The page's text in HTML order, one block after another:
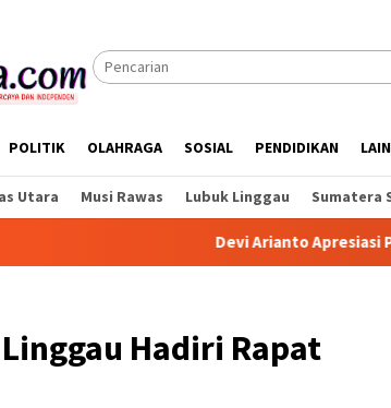
POLITIK OLAHRAGA SOSIAL PENDIDIKAN
Utara Musi Rawas Lubuk Linggau Sumatera
Devi Arianto Apresiasi Pemuda
Hadiri Rapat